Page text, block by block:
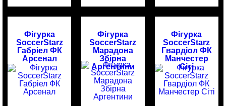
Фігурка
SoccerStarz
Габріел ФК
Арсенал
Фігурка
SoccerStarz
Марадона
Збірна
Аргентини
Фігурка
SoccerStarz
Гвардіол ФК
Манчестер
Сіті